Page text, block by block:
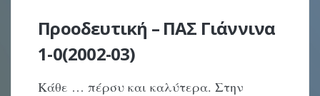
Προοδευτική – ΠΑΣ Γιάννινα
1-0(2002-03)
Κάθε … πέρσυ και καλύτερα. Στην